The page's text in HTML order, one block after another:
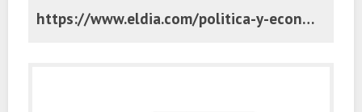
https://www.eldia.com/politica-y-economia/en-la-justicia-espert-no-contesto-preguntas-y-nego-las-acusaciones-politica-y-economia_1783490501